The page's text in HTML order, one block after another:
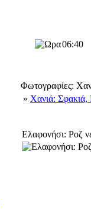
06:40
Φωτογραφίες:
» Χανιά: Σφακιά,
Ελαφονήσι: Ροζ